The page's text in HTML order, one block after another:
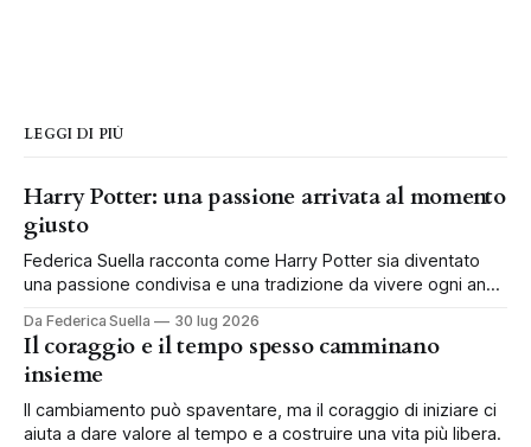
LEGGI DI PIÙ
Harry Potter: una passione arrivata al momento
giusto
Federica Suella racconta come Harry Potter sia diventato
una passione condivisa e una tradizione da vivere ogni anno
Da Federica Suella 30 lug 2026
Il coraggio e il tempo spesso camminano
insieme
Il cambiamento può spaventare, ma il coraggio di iniziare ci
aiuta a dare valore al tempo e a costruire una vita più libera.